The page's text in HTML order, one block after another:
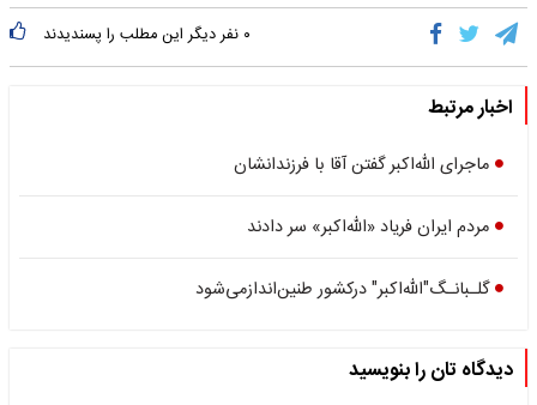
۰ نفر دیگر این مطلب را پسندیدند
اخبار مرتبط
ماجرای الله‌اکبر گفتن آقا با فرزندانشان
مردم ایران فریاد «الله‌اکبر» سر دادند
گلـبانـگ"الله‌اکبر" درکشور طنین‌اندازمی‌شود
دیدگاه تان را بنویسید